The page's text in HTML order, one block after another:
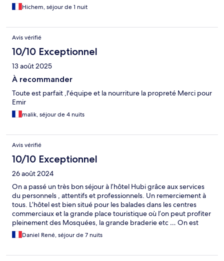
Hichem, séjour de 1 nuit
Avis vérifié
10/10 Exceptionnel
13 août 2025
À recommander
Toute est parfait ,l'équipe et la nourriture la propreté Merci pour
Emir
malik, séjour de 4 nuits
Avis vérifié
10/10 Exceptionnel
26 août 2024
On a passé un très bon séjour à l’hôtel Hubi grâce aux services
du personnels , attentifs et professionnels. Un remerciement à
tous. L’hôtel est bien situé pour les balades dans les centres
commerciaux et la grande place touristique où l’on peut profiter
pleinement des Mosquées, la grande braderie etc … On est
surpris le premier jour car le quartier est en travaux mais pas
d’inquiétude à avoir.
Daniel René, séjour de 7 nuits